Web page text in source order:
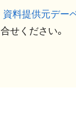
資料提供元デー
合せください。